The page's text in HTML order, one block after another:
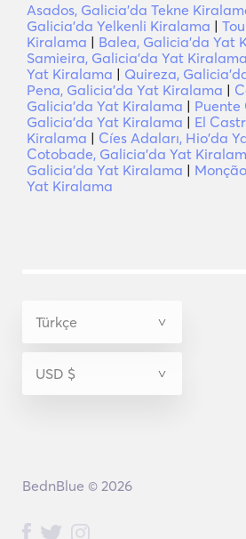
Asados, Galicia'da Tekne
Galicia'da Yelkenli Kiralama |
Kiralama | Balea, Galicia'da Yat
Samieira, Galicia'da Yat Kiralama
Yat Kiralama | Quireza,
Pena, Galicia'da Yat Kiralama |
Galicia'da Yat Kiralama | Puente
Galicia'da Yat Kiralama | El
Kiralama | Cíes Adaları, Hio'da
Cotobade, Galicia'da Yat
Galicia'da Yat Kiralama |
Yat Kiralama
BednBlue © 2026